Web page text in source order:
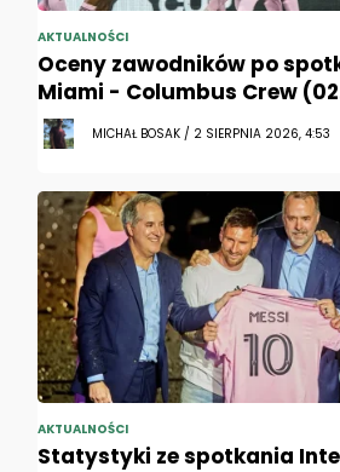
AKTUALNOŚCI
Oceny zawodników po
Miami - Columbus Crew
MICHAŁ BOSAK / 2 SIERPNIA 2026, 4:53
AKTUALNOŚCI
Statystyki ze spotkania